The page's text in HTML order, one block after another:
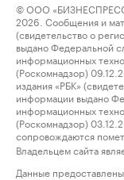
© ООО
2026. Сообщения и
(свидетельство о
выдано Федеральной
информационных
(Роскомнадзор)
издания «РБК»
информации выдано
информационных
(Роскомнадзор)
сопровождаются
Владельцем сайта
Данные